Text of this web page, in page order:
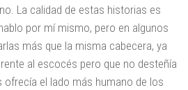
La calidad de estas historias es
por mí mismo, pero en algunos
más que la misma cabecera, ya
al escocés pero que no desteñía
ofrecía el lado más humano de los